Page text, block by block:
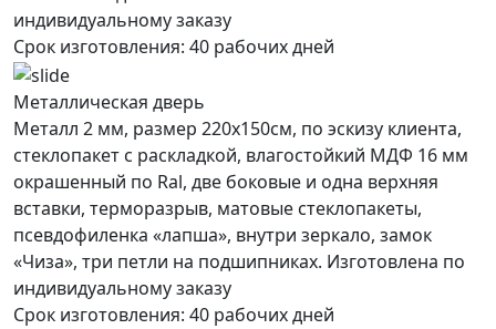
индивидуальному заказу
Срок изготовления: 40 рабочих дней
Металлическая дверь
Металл 2 мм, размер 220х150см, по эскизу клиента,
стеклопакет с раскладкой, влагостойкий МДФ 16 мм
окрашенный по Ral, две боковые и одна верхняя
вставки, терморазрыв, матовые стеклопакеты,
псевдофиленка «лапша», внутри зеркало, замок
«Чиза», три петли на подшипниках. Изготовлена по
индивидуальному заказу
Срок изготовления: 40 рабочих дней